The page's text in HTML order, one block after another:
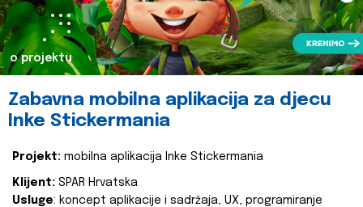
o projektu
Zabavna mobilna aplikacija za djecu
Inke Stickermania
Projekt: mobilna aplikacija Inke Stickermania
Klijent: SPAR Hrvatska
Usluge: koncept aplikacije i sadržaja, UX, programiranje